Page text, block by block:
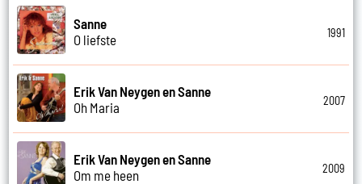
Sanne
O liefste
1991
Erik Van Neygen en Sanne
Oh Maria
2007
Erik Van Neygen en Sanne
Om me heen
2009